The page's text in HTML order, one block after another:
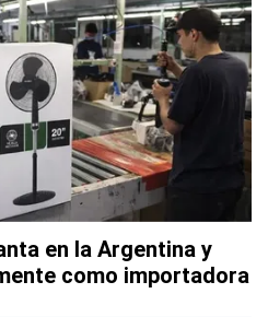
en la Argentina y
como importadora